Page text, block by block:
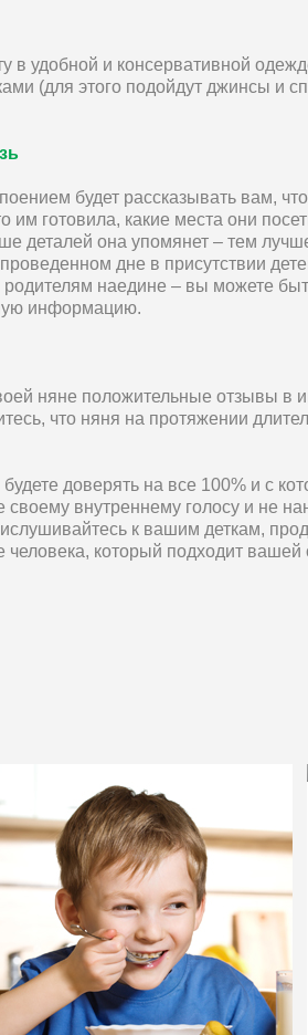
в удобной и консервативной
(для этого подойдут джинсы и
будет рассказывать вам,
им готовила, какие места они
деталей она упомянет – тем
дне в присутствии
родителям наедине – вы можете
информацию.
няне положительные отзывы в
что няня на протяжении
доверять на все 100% и с
внутреннему голосу и не
к вашим деткам,
человека, который подходит вашей